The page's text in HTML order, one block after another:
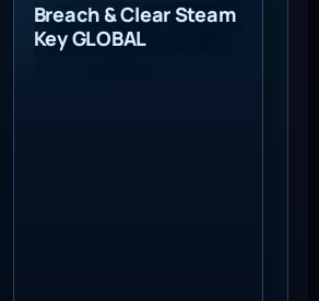
Breach & Clear Steam
Key GLOBAL